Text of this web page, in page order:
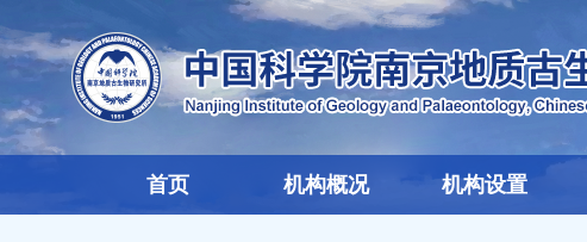
首页 机构概况 机构设置